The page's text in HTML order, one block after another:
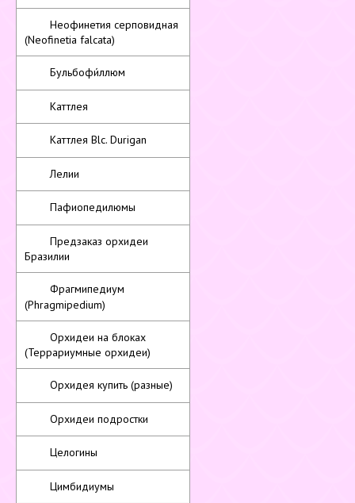
Неофинетия серповидная
(Neofinetia falcata)
Бульбофи́ллюм
Каттлея
Каттлея Blc. Durigan
Лелии
Пафиопедилюмы
Предзаказ орхидеи
Бразилии
Фрагмипедиум
(Phragmipedium)
Орхидеи на блоках
(Террариумные орхидеи)
Орхидея купить (разные)
Орхидеи подростки
Целогины
Цимбидиумы